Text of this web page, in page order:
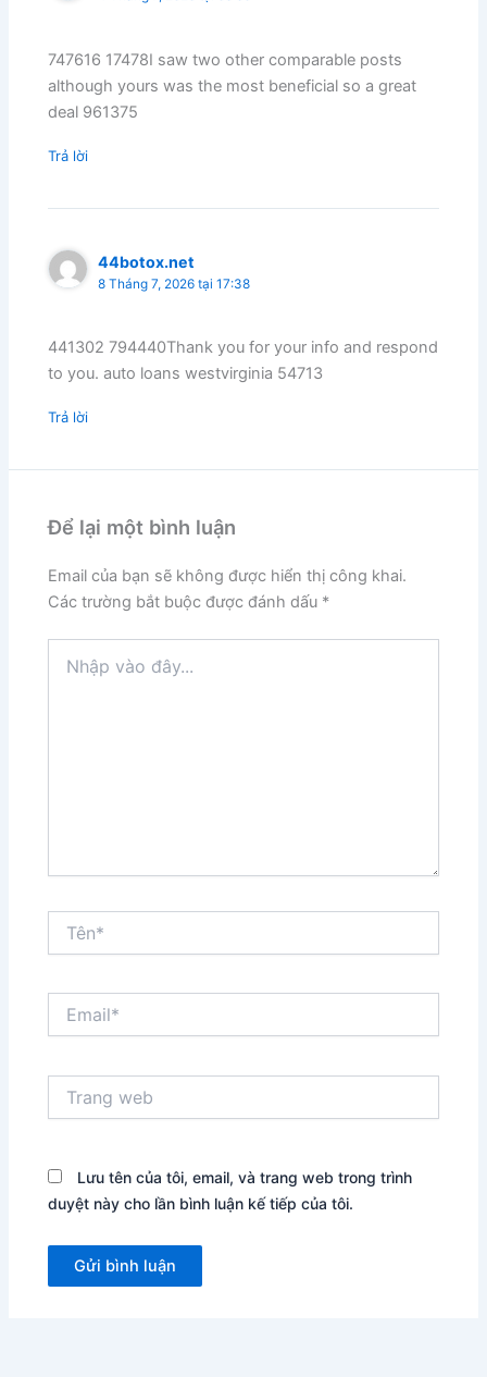
747616 17478I saw two other comparable posts
although yours was the most beneficial so a great
deal 961375
Trả lời
44botox.net
8 Tháng 7, 2026 tại 17:38
441302 794440Thank you for your info and respond
to you. auto loans westvirginia 54713
Trả lời
Để lại một bình luận
Email của bạn sẽ không được hiển thị công khai.
Các trường bắt buộc được đánh dấu *
vào
web
Lưu tên của tôi, email, và trang web trong trình
duyệt này cho lần bình luận kế tiếp của tôi.